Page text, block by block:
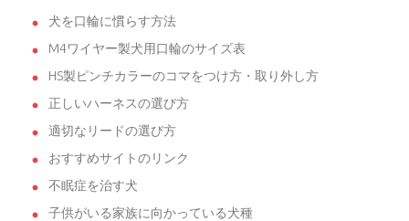
犬を口輪に慣らす方法
M4ワイヤー製犬用口輪のサイズ表
HS製ピンチカラーのコマをつけ方・取り外し方
正しいハーネスの選び方
適切なリードの選び方
おすすめサイトのリンク
不眠症を治す犬
子供がいる家族に向かっている犬種